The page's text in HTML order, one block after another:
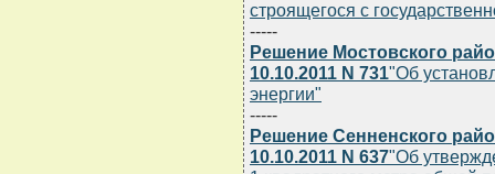
строящегося с
-----
Решение Мостовского
10.10.2011 N 731"Об
энергии"
-----
Решение Сенненского
10.10.2011 N 637"Об